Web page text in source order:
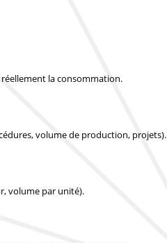
la consommation.
volume de production, projets).
volume par unité).